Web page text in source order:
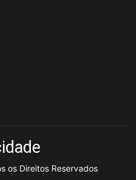
os Direitos Reservados